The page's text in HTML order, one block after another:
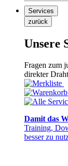
Services
zurück
Unsere
Fragen zum
direkter
Damit das
Training,
besser zu